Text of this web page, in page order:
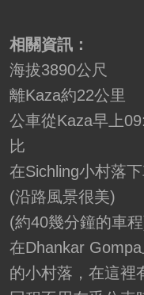
相關資訊：
海拔3890公尺
離Kaza約22公里
公車從Kaza早上
比
在Sichling小村落
(沿路風景很美)
(約40幾分鐘的車
在Dhankar
的小村落，在這裡